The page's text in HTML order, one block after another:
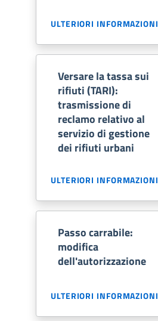
ULTERIORI INFORMAZIONI
Versare la tassa sui
rifiuti (TARI):
trasmissione di
reclamo relativo al
servizio di gestione
dei rifiuti urbani
ULTERIORI INFORMAZIONI
Passo carrabile:
modifica
dell'autorizzazione
ULTERIORI INFORMAZIONI